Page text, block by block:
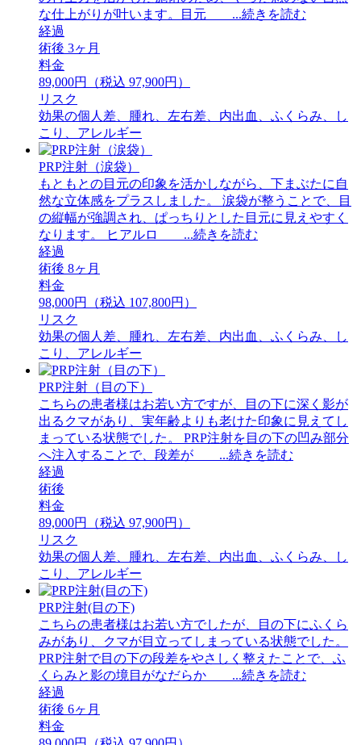
な仕上がりが叶います。目元 ...続きを読む
経過
術後 3ヶ月
料金
89,000円（税込 97,900円）
リスク
効果の個人差、腫れ、左右差、内出血、ふくらみ、し
こり、アレルギー
PRP注射（涙袋）
もともとの目元の印象を活かしながら、下まぶたに自
然な立体感をプラスしました。 ⁡涙袋が整うことで、目
の縦幅が強調され、ぱっちりとした目元に見えやすく
なります。 ⁡ヒアルロ ...続きを読む
経過
術後 8ヶ月
料金
98,000円（税込 107,800円）
リスク
効果の個人差、腫れ、左右差、内出血、ふくらみ、し
こり、アレルギー
PRP注射（目の下）
こちらの患者様はお若い方ですが、目の下に深く影が
出るクマがあり、実年齢よりも老けた印象に見えてし
まっている状態でした。 PRP注射を目の下の凹み部分
へ注入することで、段差が ...続きを読む
経過
術後
料金
89,000円（税込 97,900円）
リスク
効果の個人差、腫れ、左右差、内出血、ふくらみ、し
こり、アレルギー
PRP注射(目の下)
こちらの患者様はお若い方でしたが、目の下にふくら
みがあり、クマが目立ってしまっている状態でした。
PRP注射で目の下の段差をやさしく整えたことで、ふ
くらみと影の境目がなだらか ...続きを読む
経過
術後 6ヶ月
料金